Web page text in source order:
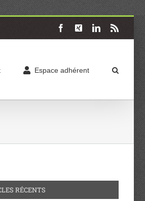
Facebook
X LinkedIn
Espace adhérent
RÉCENTS